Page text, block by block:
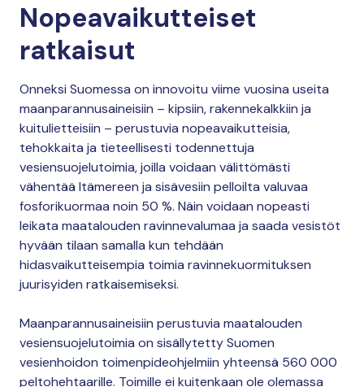
Nopeavaikutteiset
ratkaisut
Onneksi Suomessa on innovoitu viime vuosina useita
maanparannusaineisiin – kipsiin, rakennekalkkiin ja
kuitulietteisiin – perustuvia nopeavaikutteisia,
tehokkaita ja tieteellisesti todennettuja
vesiensuojelutoimia, joilla voidaan välittömästi
vähentää Itämereen ja sisävesiin pelloilta valuvaa
fosforikuormaa noin 50 %. Näin voidaan nopeasti
leikata maatalouden ravinnevalumaa ja saada vesistöt
hyvään tilaan samalla kun tehdään
hidasvaikutteisempia toimia ravinnekuormituksen
juurisyiden ratkaisemiseksi.
Maanparannusaineisiin perustuvia maatalouden
vesiensuojelutoimia on sisällytetty Suomen
vesienhoidon toimenpideohjelmiin yhteensä 560 000
peltohehtaarille. Toimille ei kuitenkaan ole olemassa